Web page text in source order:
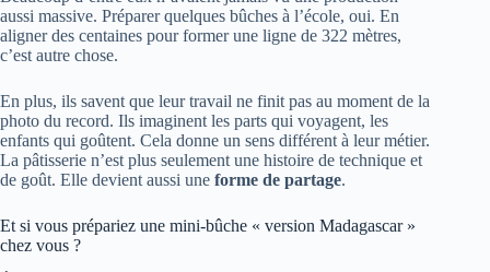
aussi massive. Préparer quelques bûches à l’école, oui. En
aligner des centaines pour former une ligne de 322 mètres,
c’est autre chose.
En plus, ils savent que leur travail ne finit pas au moment de la
photo du record. Ils imaginent les parts qui voyagent, les
enfants qui goûtent. Cela donne un sens différent à leur métier.
La pâtisserie n’est plus seulement une histoire de technique et
de goût. Elle devient aussi une forme de partage.
Et si vous prépariez une mini-bûche « version Madagascar »
chez vous ?